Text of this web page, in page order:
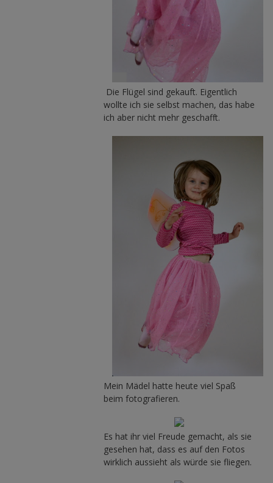
Die Flügel sind gekauft. Eigentlich
wollte ich sie selbst machen, das habe
ich aber nicht mehr geschafft.
Mein Mädel hatte heute viel Spaß
beim fotografieren.
Es hat ihr viel Freude gemacht, als sie
gesehen hat, dass es auf den Fotos
wirklich aussieht als würde sie fliegen.